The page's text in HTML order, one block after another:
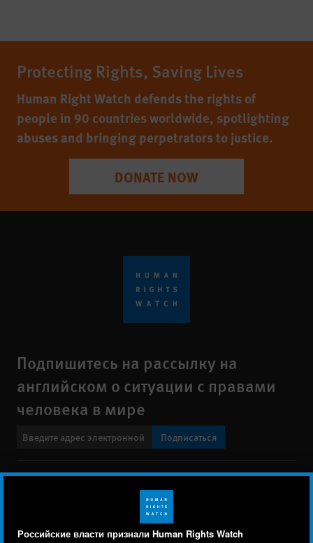
Российские власти признали Human Rights Watch
Protecting Rights, Saving Lives
Human Right Watch defends the rights of
people in 90 countries worldwide, spotlighting
abuses and bringing perpetrators to justice.
DONATE NOW
Подпишитесь на рассылку на
английском о ситуации с правами
человека в мире
Подписаться
Свяжитесь с нами
menu
Заявление о политике конфиденциальности Карта сайта